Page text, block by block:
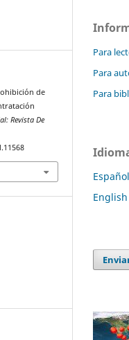
de
Revista De
Para
Para
Para
English